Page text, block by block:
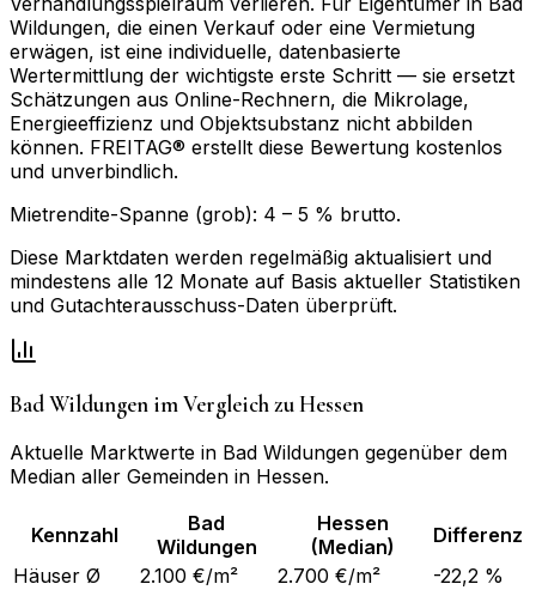
Wildungen, die einen Verkauf oder eine Vermietung
erwägen, ist eine individuelle, datenbasierte
Wertermittlung der wichtigste erste Schritt — sie ersetzt
Schätzungen aus Online-Rechnern, die Mikrolage,
Energieeffizienz und Objektsubstanz nicht abbilden
können. FREITAG® erstellt diese Bewertung kostenlos
und unverbindlich.
Mietrendite-Spanne (grob): 4 – 5 % brutto.
Diese Marktdaten werden regelmäßig aktualisiert und
mindestens alle 12 Monate auf Basis aktueller Statistiken
und Gutachterausschuss-Daten überprüft.
Bad Wildungen im Vergleich zuHessen
Aktuelle Marktwerte in Bad Wildungen gegenüber dem
Median aller Gemeinden in Hessen.
Kennzahl
Bad
Wildungen
Hessen
(Median)
Differenz
Häuser Ø
2.100 €/m² 2.700 €/m²
-22,2 %